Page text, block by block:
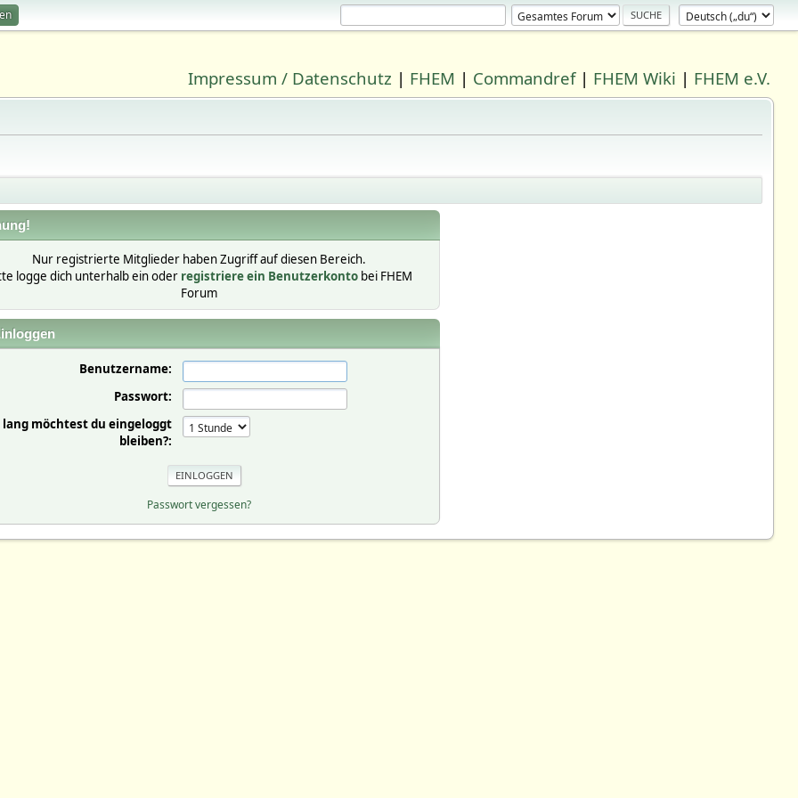
Impressum / Datenschutz | FHEM | Commandref| FHEM Wiki | FHEM e.V.
Nur registrierte Mitglieder haben Zugriff auf diesen Bereich.
logge dich unterhalb ein oder registriere ein Benutzerkontobei FHEM
Forum
Benutzername:
Passwort:
lang möchtest du eingeloggt
bleiben?:
Passwort vergessen?